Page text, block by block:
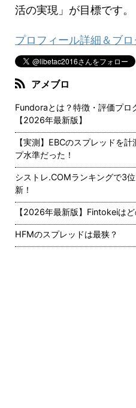
活の実現」が目標です。
プロフィール詳細＆ブ
アメブロ
Fundoraとは？特徴・評価プロ
【2026年最新版】
【実測】EBCのスプレッドを
プ水準だった！
シストレ.COMランキングで3
新！
【2026年最新版】Fintokeiは
HFMのスプレッドは最狭？